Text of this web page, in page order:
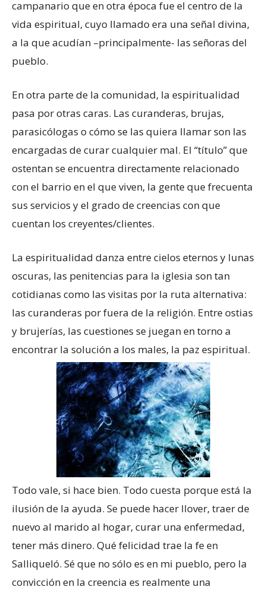
campanario que en otra época fue el centro de la
vida espiritual, cuyo llamado era una señal divina,
a la que acudían –principalmente- las señoras del
pueblo.
En otra parte de la comunidad, la espiritualidad
pasa por otras caras. Las curanderas, brujas,
parasicólogas o cómo se las quiera llamar son las
encargadas de curar cualquier mal. El “título” que
ostentan se encuentra directamente relacionado
con el barrio en el que viven, la gente que frecuenta
sus servicios y el grado de creencias con que
cuentan los creyentes/clientes.
La espiritualidad danza entre cielos eternos y lunas
oscuras, las penitencias para la iglesia son tan
cotidianas como las visitas por la ruta alternativa:
las curanderas por fuera de la religión. Entre ostias
y brujerías, las cuestiones se juegan en torno a
encontrar la solución a los males, la paz espiritual.
Todo vale, si hace bien. Todo cuesta porque está la
ilusión de la ayuda. Se puede hacer llover, traer de
nuevo al marido al hogar, curar una enfermedad,
tener más dinero. Qué felicidad trae la fe en
Salliqueló. Sé que no sólo es en mi pueblo, pero la
convicción en la creencia es realmente una